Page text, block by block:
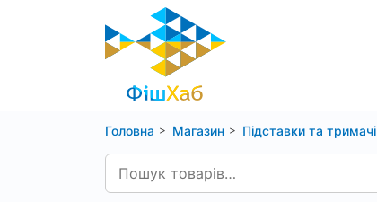
Головна Магазин Підставки та тримачі